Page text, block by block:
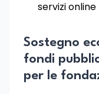
servizi online
Sostegno
fondi
per le